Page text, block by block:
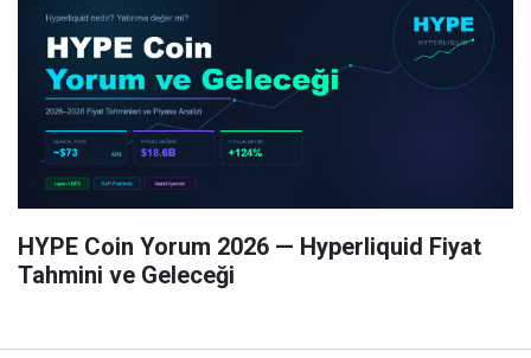
HYPE Coin Yorum 2026 — Hyperliquid Fiyat
Tahmini ve Geleceği